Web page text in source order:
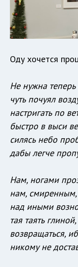
Оду хочется
Не нужна
чуть почуял
настригать по
быстро в выси
силясь небо
дабы легче
Нам, ногами
нам, смиренным,
над иными
тая таять
возвращаться,
никому не